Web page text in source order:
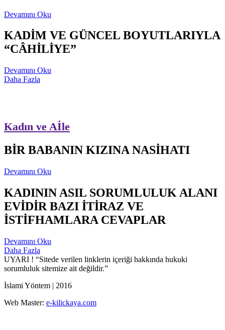
Devamını Oku
KADİM VE GÜNCEL BOYUTLARIYLA
“CÂHİLİYE”
Devamını Oku
Daha Fazla
Kadın ve Aİle
BİR BABANIN KIZINA NASİHATI
Devamını Oku
KADININ ASIL SORUMLULUK ALANI
EVİDİR BAZI İTİRAZ VE
İSTİFHAMLARA CEVAPLAR
Devamını Oku
Daha Fazla
UYARI ! “Sitede verilen linklerin içeriği hakkında hukuki
sorumluluk sitemize ait değildir.”
İslami Yöntem | 2016
Web Master: e-kilickaya.com